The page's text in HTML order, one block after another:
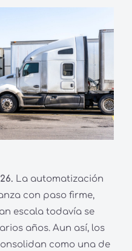
La automatización
con paso firme,
escala todavía se
años. Aun así, los
como una de